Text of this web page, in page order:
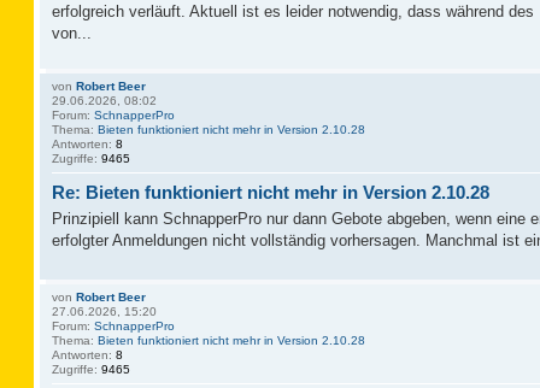
erfolgreich verläuft. Aktuell ist es leider notwendig, dass während
von...
von Robert Beer
29.06.2026, 08:02
Forum: SchnapperPro
Thema: Bieten funktioniert nicht mehr in Version 2.10.28
Antworten: 8
Zugriffe: 9465
Re: Bieten funktioniert nicht mehr in Version 2.10.28
Prinzipiell kann SchnapperPro nur dann Gebote abgeben, wenn
erfolgter Anmeldungen nicht vollständig vorhersagen. Manchmal ist
von Robert Beer
27.06.2026, 15:20
Forum: SchnapperPro
Thema: Bieten funktioniert nicht mehr in Version 2.10.28
Antworten: 8
Zugriffe: 9465